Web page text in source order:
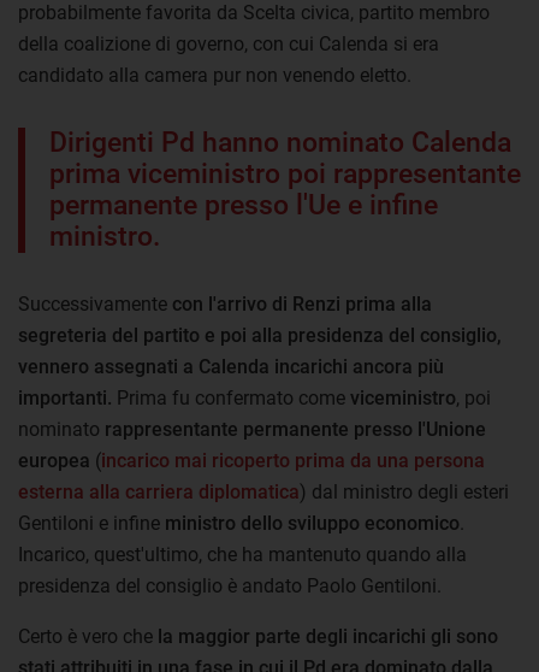
probabilmente favorita da Scelta civica, partito membro
della coalizione di governo, con cui Calenda si era
candidato alla camera pur non venendo eletto.
Dirigenti Pd hanno nominato Calenda
prima viceministro poi rappresentante
permanente presso l'Ue e infine
ministro.
Successivamente con l'arrivo di Renzi prima alla
segreteria del partito e poi alla presidenza del consiglio,
vennero assegnati a Calenda incarichi ancora più
importanti. Prima fu confermato come viceministro, poi
nominato rappresentante permanente presso l'Unione
europea (incarico mai ricoperto prima da una persona
esterna alla carriera diplomatica) dal ministro degli esteri
Gentiloni e infine ministro dello sviluppo economico.
Incarico, quest'ultimo, che ha mantenuto quando alla
presidenza del consiglio è andato Paolo Gentiloni.
Certo è vero che la maggior parte degli incarichi gli sono